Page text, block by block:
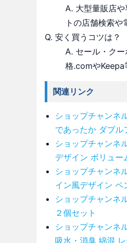
A. 大型量販店
トの店舗検索や
Q. 安く買うコツは？
A. セール・ク
格.comやKeepa
関連リンク
ショップチャンネ
であったか ダブル
ショップチャンネ
デザイン ボリュー
ショップチャンネ
イン風デザイン ペ
ショップチャンネ
２個セット
ショップチャンネ
吸水・消臭 綿混